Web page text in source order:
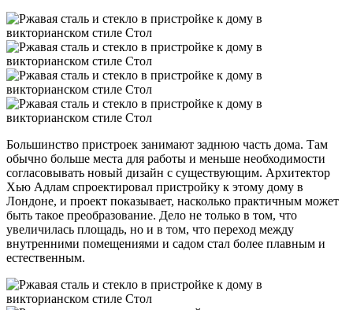
Большинство пристроек занимают заднюю часть дома. Там
обычно больше места для работы и меньше необходимости
согласовывать новый дизайн с существующим. Архитектор
Хью Адлам спроектировал пристройку к этому дому в
Лондоне, и проект показывает, насколько практичным может
быть такое преобразование. Дело не только в том, что
увеличилась площадь, но и в том, что переход между
внутренними помещениями и садом стал более плавным и
естественным.